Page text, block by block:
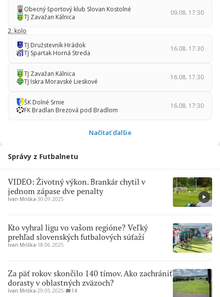
Obecný športový klub Slovan Kostolné
TJ Zavažan Kálnica
09.08. 17:30
2. kolo
TJ Družstevník Hrádok
TJ Spartak Horná Streda
16.08. 17:30
TJ Zavažan Kálnica
TJ Iskra Moravské Lieskové
16.08. 17:30
ŠK Dolné Srnie
FK Bradlan Brezová pod Bradlom
16.08. 17:30
Načítať ďalšie
Správy z Futbalnetu
VIDEO: Životný výkon. Brankár chytil v
jednom zápase dve penalty
Ivan Mriška∙30.09.2025
Kto vyhral ligu vo vašom regióne? Veľký
prehľad slovenských futbalových súťaží
Ivan Mriška∙18.06.2025
Za päť rokov skončilo 140 tímov. Ako zachrániť
dorasty v oblastných zväzoch?
Ivan Mriška∙29.05.2025∙ 14